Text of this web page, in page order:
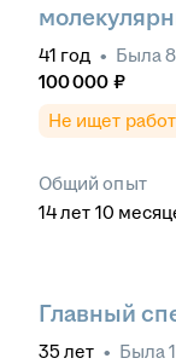
41 год • Была
100 000 ₽
Не ищет
Общий опыт
14лет 10
Главный
35 лет • Была